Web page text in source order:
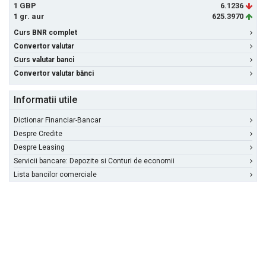
1 GBP
6.1236
1 gr. aur
625.3970
Curs BNR complet
Convertor valutar
Curs valutar banci
Convertor valutar bănci
Informatii utile
Dictionar Financiar-Bancar
Despre Credite
Despre Leasing
Servicii bancare: Depozite si Conturi de economii
Lista bancilor comerciale